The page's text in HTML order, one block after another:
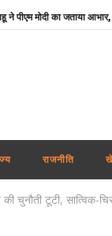
राजनीति
चुनौती टूटी, सात्विक-